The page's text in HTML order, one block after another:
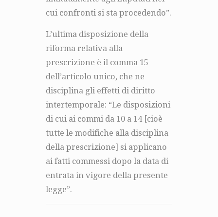
cui confronti si sta procedendo”.
L’ultima disposizione della
riforma relativa alla
prescrizione è il comma 15
dell’articolo unico, che ne
disciplina gli effetti di diritto
intertemporale: “Le disposizioni
di cui ai commi da 10 a 14 [cioè
tutte le modifiche alla disciplina
della prescrizione] si applicano
ai fatti commessi dopo la data di
entrata in vigore della presente
legge”.